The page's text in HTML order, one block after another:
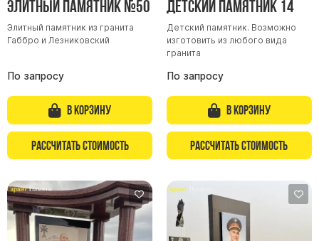
Элитный памятник №50
Элитный памятник из гранита
Габбро и Лезниковский
По запросу
В корзину
Рассчитать стоимость
Детский памятник 14
Детский памятник. Возможно
изготовить из любого вида
гранита
По запросу
В корзину
Рассчитать стоимость